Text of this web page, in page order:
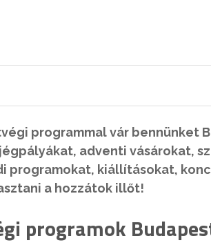
programmal vár bennünket
adventi vásárokat,
programokat, kiállításokat,
a hozzátok illőt!
programok